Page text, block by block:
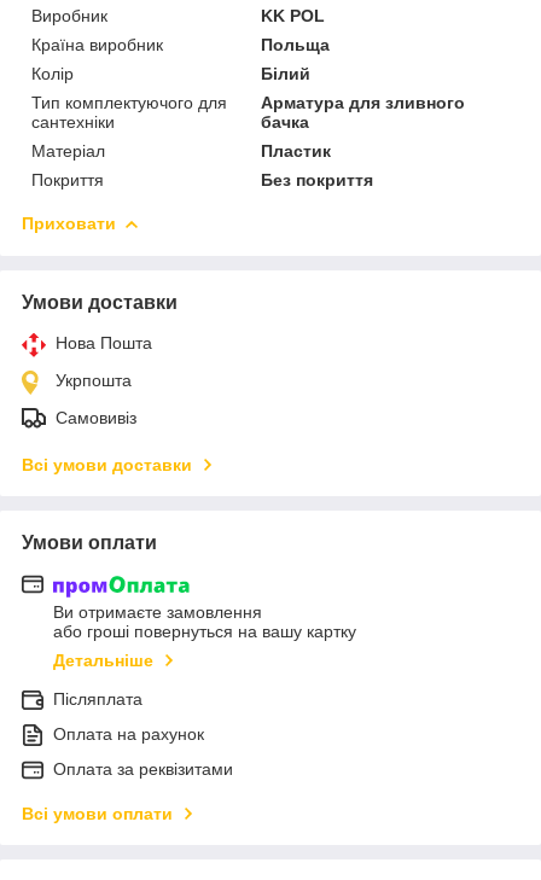
Виробник
KK POL
Країна виробник
Польща
Колір
Білий
Тип комплектуючого для
сантехніки
Арматура для зливного
бачка
Матеріал
Пластик
Покриття
Без покриття
Приховати
Умови доставки
Нова Пошта
Укрпошта
Самовивіз
Всі умови доставки
Умови оплати
Ви отримаєте замовлення
або гроші повернуться на вашу картку
Детальніше
Післяплата
Оплата на рахунок
Оплата за реквізитами
Всі умови оплати